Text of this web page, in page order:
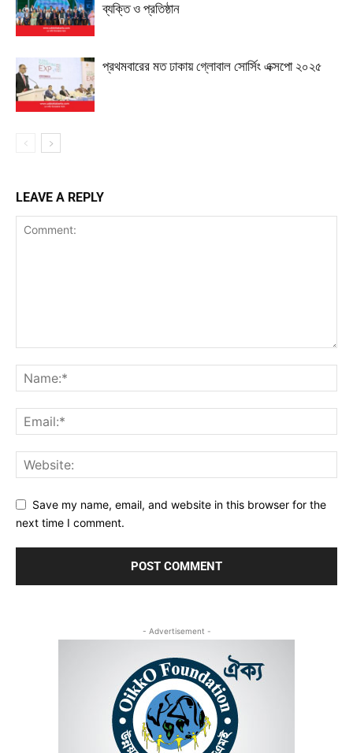
ব্যক্তি ও প্রতিষ্ঠান
প্রথমবারের মত ঢাকায় গ্লোবাল সোর্সিং এক্সপো ২০২৫
LEAVE A REPLY
Save my name, email, and website in this browser for the
next time I comment.
- Advertisement -